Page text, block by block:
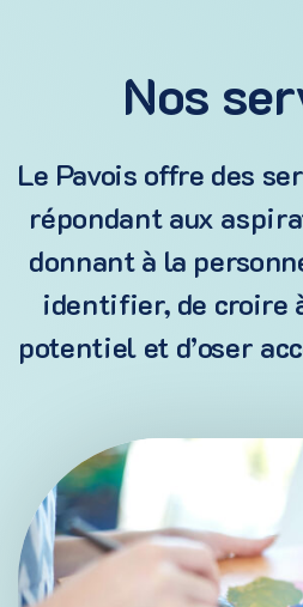
Nos
Le Pavois offre des
répondant aux
donnant à la
identifier, de croire
potentiel et d’oser
(18 ans